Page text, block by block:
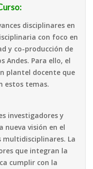
disciplinares en
con foco en
y co-producción de
Andes. Para ello, el
plantel docente que
estos temas.
investigadores y
nueva visión en el
La
que integran la
cumplir con la